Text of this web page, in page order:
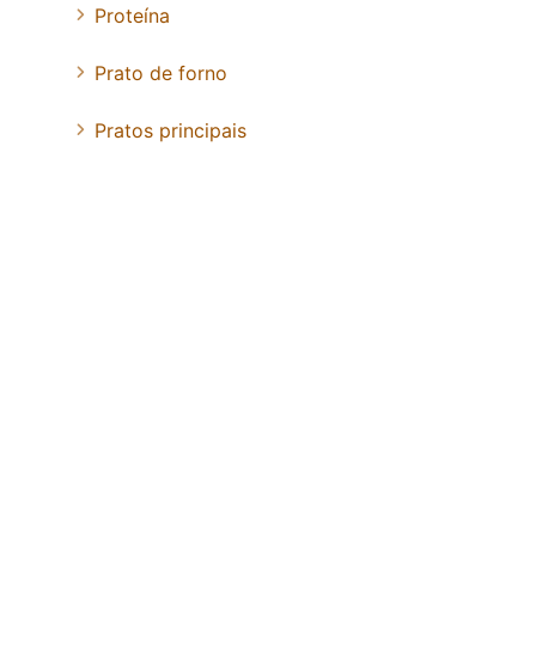
Proteína
Prato de forno
Pratos principais